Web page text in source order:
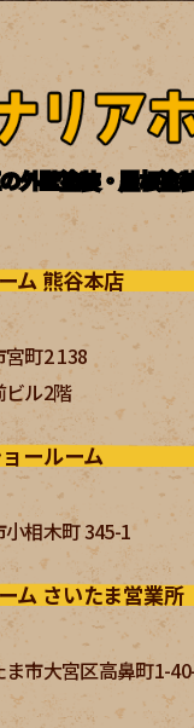
外壁塗装・屋根塗
ム 熊谷本店
町2 138
ビル2階
ールーム
相木町 345-1
ム さいたま営業所
市大宮区高鼻町1-